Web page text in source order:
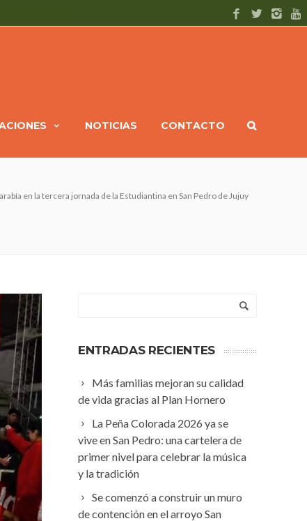
NOTICIAS CONTACTO
en la tercera jornada de la Estudiantina en San Pedro de Jujuy
ENTRADAS RECIENTES
Más familias mejoran su calidad
de vida gracias al Plan Hornero
La Peña Colorada 2026 ya se
vive en San Pedro: una cartelera de
primer nivel para celebrar la música
y la tradición
Se comenzó a construir un muro
de contención en el arroyo San